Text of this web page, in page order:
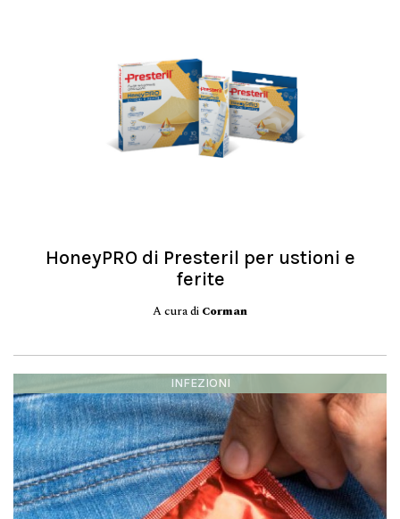
HoneyPRO di Presteril per ustioni e
ferite
A cura di Corman
INFEZIONI